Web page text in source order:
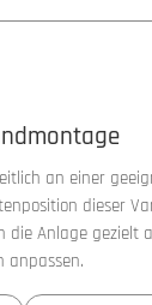
an einer
dieser
die Anlage gezielt
anpassen.